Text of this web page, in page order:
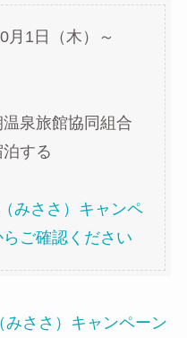
月1日（木）～
泉旅館協同組合
する
みささ）キャンペ
ご確認ください
ささ）キャンペーン